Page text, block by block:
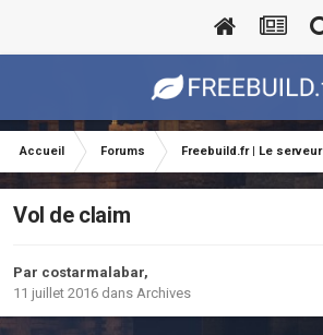
Accueil Forums Freebuild.fr | Le serveur
Vol de claim
Par costarmalabar,
11 juillet 2016 dans Archives